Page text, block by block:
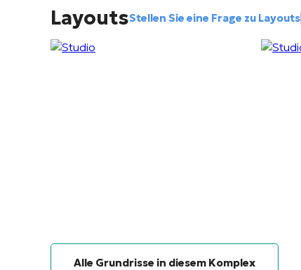
LayoutsStellen Sie eine Frage zu Layouts
Alle Grundrisse in diesem Komplex